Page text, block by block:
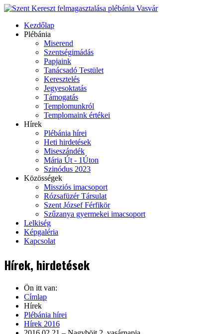
Kezdőlap
Plébánia
Miserend
Szentségimádás
Papjaink
Tanácsadó Testület
Keresztelés
Jegyesoktatás
Támogatás
Templomunkról
Templomaink értékei
Hírek
Plébánia hírei
Heti hirdetések
Miseszándék
Mária Út - 1Úton
Szinódus 2023
Közösségek
Missziós imacsoport
Rózsafüzér Társulat
Szent József Férfikör
Szűzanya gyermekei imacsoport
Lelkiség
Képgaléria
Kapcsolat
Hírek, hirdetések
Ön itt van:
Címlap
Hírek
Plébánia hírei
Hírek 2016